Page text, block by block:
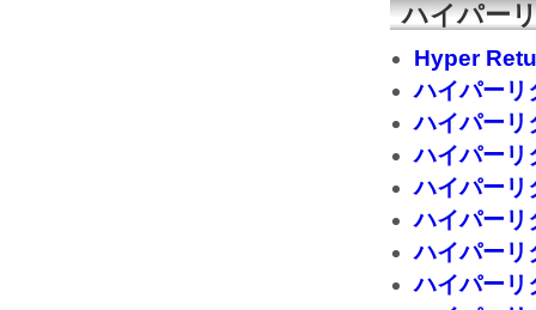
ハイパー
Hyper
ハイパーリ
ハイパーリ
ハイパーリ
ハイパーリ
ハイパーリ
ハイパーリ
ハイパーリ